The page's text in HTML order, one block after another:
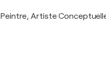
Peintre, Artiste